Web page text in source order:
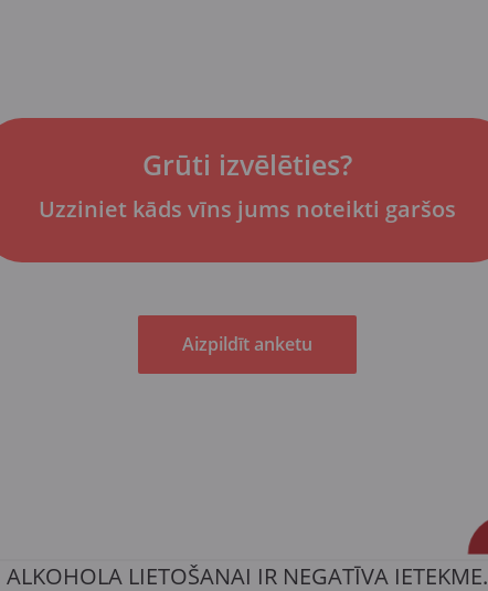
Grūti izvēlēties?
Uzziniet kāds vīns jums noteikti garšos
Aizpildīt anketu
ALKOHOLA LIETOŠANAI IR NEGATĪVA IETEKME.